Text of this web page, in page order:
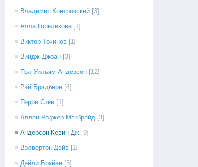
Владимир Контровский [3]
Алла Гореликова [1]
Виктор Точинов [1]
Виндж Джоан [3]
Пол Уильям Андерсон [12]
Рэй Брэдбери [4]
Перри Стив [1]
Аллен Роджер Макбрайд [3]
Андерсон Кевин Дж [9]
Волвертон Дэйв [1]
Дейли Брайан [3]